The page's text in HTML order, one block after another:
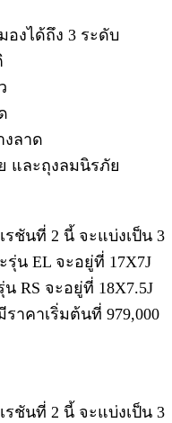
งได้ถึง 3 ระดับ
งลาด
และถุงลมนิรภัย
รชันที่ 2​ นี้​ จะแบ่งเป็น 3
น​ EL จะอยู่ที่​ 17X7J
RS จะอยู่ที่​ 18X7.5J
าคาเริ่มต้นที่ 979,000
รชันที่ 2​ นี้​ จะแบ่งเป็น 3